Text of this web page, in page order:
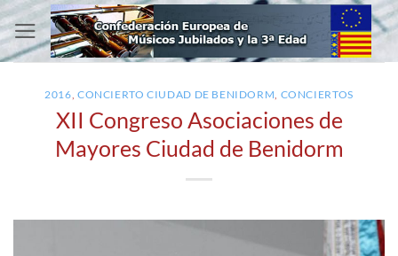
Saltar
al
contenido
2016, CONCIERTO CIUDAD DE BENIDORM, CONCIERTOS
XII Congreso Asociaciones de
Mayores Ciudad de Benidorm